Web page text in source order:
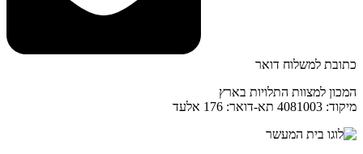
כתובת למשלוח דואר
המכון למצוות התלויות בארץ
מיקוד: 4081003 תא-דואר: 176 אלעד